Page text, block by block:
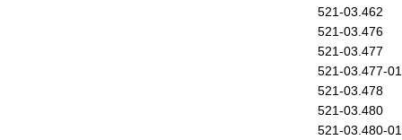
521-03.462
521-03.476
521-03.477
521-03.477-01
521-03.478
521-03.480
521-03.480-01